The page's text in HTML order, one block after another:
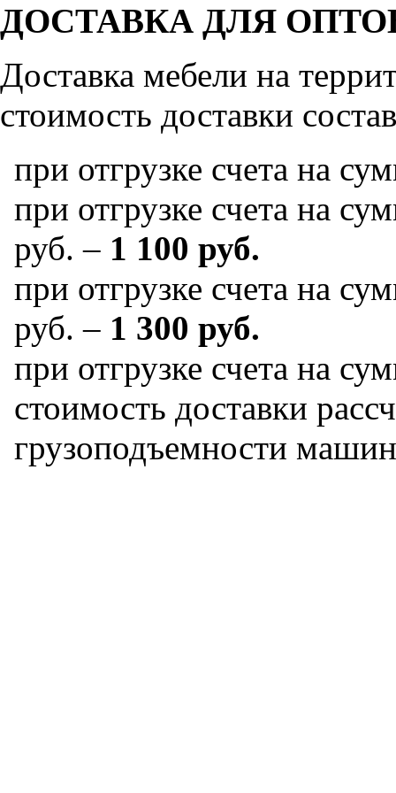
ДОСТАВКА ДЛЯ
Доставка мебели на
стоимость доставки
при отгрузке счета на
при отгрузке счета на
руб. – 1 100 руб.
при отгрузке счета на
руб. – 1 300 руб.
при отгрузке счета на
стоимость доставки
грузоподъемности